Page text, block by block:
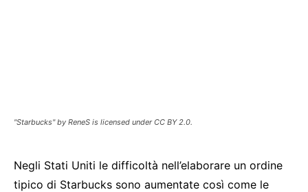
"Starbucks" by ReneS is licensed under CC BY 2.0.
Negli Stati Uniti le difficoltà nell’elaborare un ordine
tipico di Starbucks sono aumentate così come le